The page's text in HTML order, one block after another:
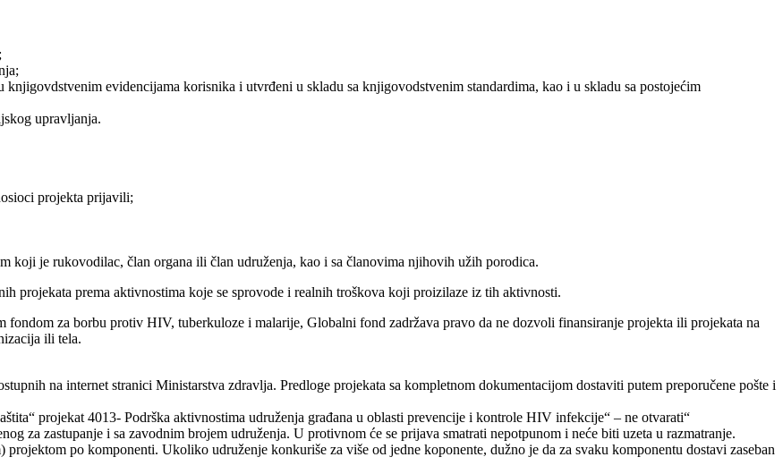
evidencijama korisnika i utvrđeni u skladu sa knjigovodstvenim standardima, kao i u skladu sa postojećim
upravljanja.
projekta prijavili;
koji je rukovodilac, član organa ili član udruženja, kao i sa članovima njihovih užih porodica.
projekata prema aktivnostima koje se sprovode i realnih troškova koji proizilaze iz tih aktivnosti.
fondom za borbu protiv HIV, tuberkuloze i malarije, Globalni fond zadržava pravo da ne dozvoli finansiranje projekta ili projekata na
ili tela.
na internet stranici Ministarstva zdravlja. Predloge projekata sa kompletnom dokumentacijom dostaviti putem preporučene pošte i
projekat 4013- Podrška aktivnostima udruženja građana u oblasti prevencije i kontrole HIV infekcije“ – ne otvarati“
za zastupanje i sa zavodnim brojem udruženja. U protivnom će se prijava smatrati nepotpunom i neće biti uzeta u razmatranje.
po komponenti. Ukoliko udruženje konkuriše za više od jedne koponente, dužno je da za svaku komponentu dostavi zaseban